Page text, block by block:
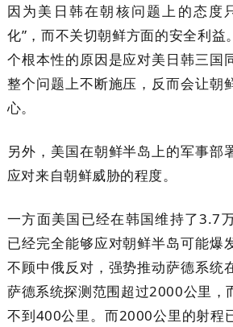
因为美日韩在朝核问题上的态度
化”，而不关切朝鲜方面的安全利益
个根本性的原因是应对美日韩三国
整个问题上不断施压，反而会让朝
心。
另外，美国在朝鲜半岛上的军事部
应对来自朝鲜威胁的程度。
一方面美国已经在韩国维持了3.7
已经完全能够应对朝鲜半岛可能爆
不顾中俄反对，强势推动萨德系统
萨德系统探测范围超过2000公里，
不到400公里。而2000公里的射程